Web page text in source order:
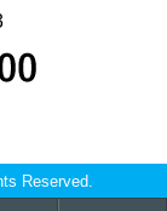
Reserved.